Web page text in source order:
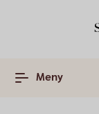
Meny